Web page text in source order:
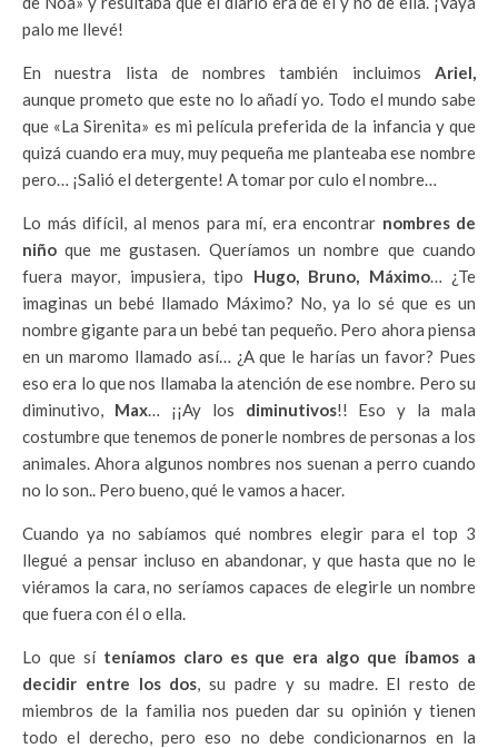
palo me llevé!
En nuestra lista de nombres también incluimos Ariel,
aunque prometo que este no lo añadí yo. Todo el mundo sabe
que «La Sirenita» es mi película preferida de la infancia y que
quizá cuando era muy, muy pequeña me planteaba ese nombre
pero… ¡Salió el detergente! A tomar por culo el nombre…
Lo más difícil, al menos para mí, era encontrar nombres de
niño que me gustasen. Queríamos un nombre que cuando
fuera mayor, impusiera, tipo Hugo, Bruno, Máximo… ¿Te
imaginas un bebé llamado Máximo? No, ya lo sé que es un
nombre gigante para un bebé tan pequeño. Pero ahora piensa
en un maromo llamado así… ¿A que le harías un favor? Pues
eso era lo que nos llamaba la atención de ese nombre. Pero su
diminutivo, Max… ¡¡Ay los diminutivos!! Eso y la mala
costumbre que tenemos de ponerle nombres de personas a los
animales. Ahora algunos nombres nos suenan a perro cuando
no lo son.. Pero bueno, qué le vamos a hacer.
Cuando ya no sabíamos qué nombres elegir para el top 3
llegué a pensar incluso en abandonar, y que hasta que no le
viéramos la cara, no seríamos capaces de elegirle un nombre
que fuera con él o ella.
Lo que sí teníamos claro es que era algo que íbamos a
decidir entre los dos, su padre y su madre. El resto de
miembros de la familia nos pueden dar su opinión y tienen
todo el derecho, pero eso no debe condicionarnos en la